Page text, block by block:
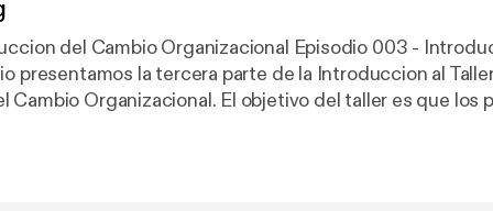
Organizacional Episodio 003 - Introduccion al Taller
presentamos la tercera parte de la Introduccion al
El objetivo del taller es que los participantes
de dos de los actores clave en los procesos de